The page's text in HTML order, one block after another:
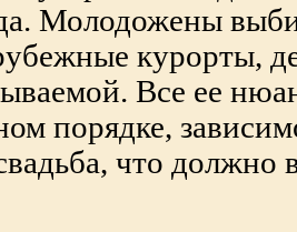
Молодожены
курорты,
Все ее
порядке,
что